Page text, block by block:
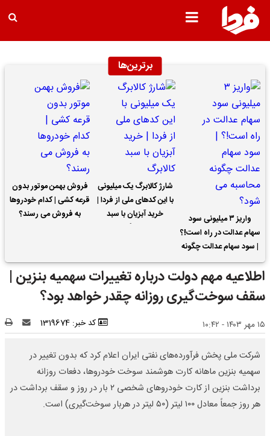
برترین‌ها
واریز ۳ میلیونی سود
سهام عدالت در راه است!؟
| سود سهام عدالت چگونه
محاسبه می شود؟
شارژ کالابرگ یک میلیونی
با این کدهای ملی از فردا |
خرید آبزیان با سبد
فروش بهمن موتور بدون
قرعه کشی | کدام خودروها
به فروش می رسند؟
اطلاعیه مهم دولت درباره تغییرات سهمیه بنزین |
سقف سوخت‌گیری روزانه چقدر خواهد بود؟
۱۵ مهر ۱۴۰۳ - ۱۰:۴۲ کد خبر: 1319674
شرکت ملی پخش فرآورده‌های نفتی ایران اعلام کرد که بدون تغییر در
سهمیه بنزین ماهانه کارت هوشمند سوخت خودروها، دفعات روزانه
برداشت بنزین از کارت خودروهای شخصی ۲ بار در روز و سقف برداشت در
هر روز جمعاً معادل ۱۰۰ لیتر (۵۰ لیتر در هربار سوخت‌گیری) است.